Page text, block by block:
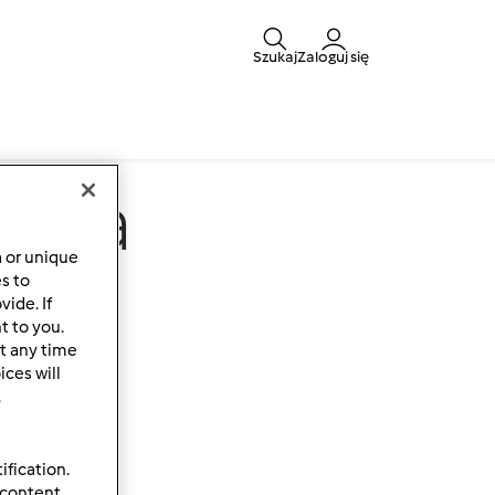
SzukajZaloguj się
na
or unique
to
If
to you.
any time
will